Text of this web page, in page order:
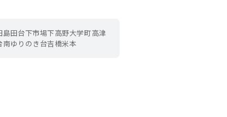
島田台下市場下高野大学町高津
南ゆりのき台吉橋米本